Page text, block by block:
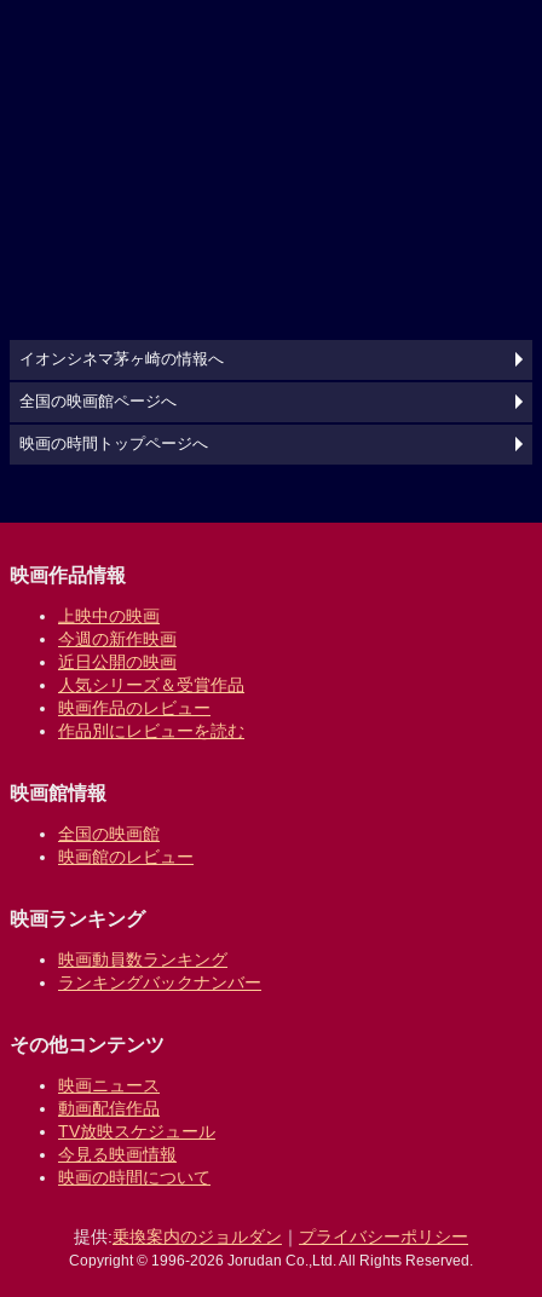
イオンシネマ茅ヶ崎の情報へ
全国の映画館ページへ
映画の時間トップページへ
映画作品情報
上映中の映画
今週の新作映画
近日公開の映画
人気シリーズ＆受賞作品
映画作品のレビュー
作品別にレビューを読む
映画館情報
全国の映画館
映画館のレビュー
映画ランキング
映画動員数ランキング
ランキングバックナンバー
その他コンテンツ
映画ニュース
動画配信作品
TV放映スケジュール
今見る映画情報
映画の時間について
提供:乗換案内のジョルダン ｜ プライバシーポリシー
Copyright © 1996-2026 Jorudan Co.,Ltd. All Rights Reserved.